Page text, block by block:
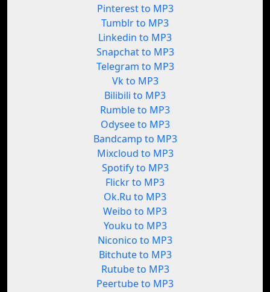
Pinterest to MP3
Tumblr to MP3
Linkedin to MP3
Snapchat to MP3
Telegram to MP3
Vk to MP3
Bilibili to MP3
Rumble to MP3
Odysee to MP3
Bandcamp to MP3
Mixcloud to MP3
Spotify to MP3
Flickr to MP3
Ok.Ru to MP3
Weibo to MP3
Youku to MP3
Niconico to MP3
Bitchute to MP3
Rutube to MP3
Peertube to MP3